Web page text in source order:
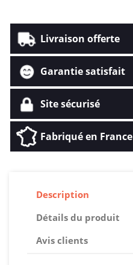
Livraison offerte
Garantie satisfait
Site sécurisé
Fabriqué en France
Description
Détails du produit
Avis clients